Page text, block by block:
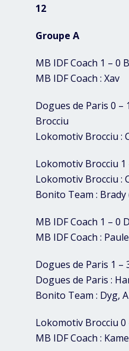
12
Groupe A
MB IDF Coach 1 – 0
MB IDF Coach : Xav
Dogues de Paris 0 –
Brocciu
Lokomotiv Brocciu :
Lokomotiv Brocciu
Lokomotiv Brocciu :
Bonito Team : Brady
MB IDF Coach 1 – 0
MB IDF Coach :
Dogues de Paris 1 –
Dogues de Paris :
Bonito Team : Dyg,
Lokomotiv Brocciu 0
MB IDF Coach :